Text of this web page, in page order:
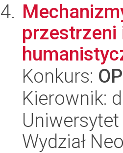
przestrzeni
Konkurs:
Kierownik:
Wydział